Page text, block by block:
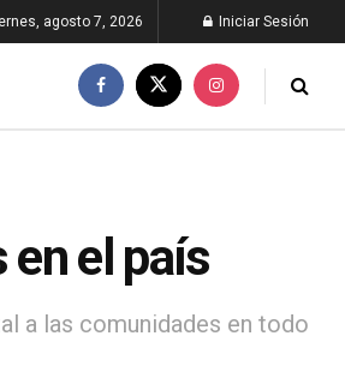
agosto 7, 2026 Iniciar Sesión
el país
a las comunidades en todo